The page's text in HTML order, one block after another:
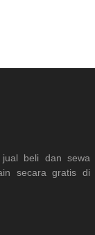
beli dan sewa
secara gratis di